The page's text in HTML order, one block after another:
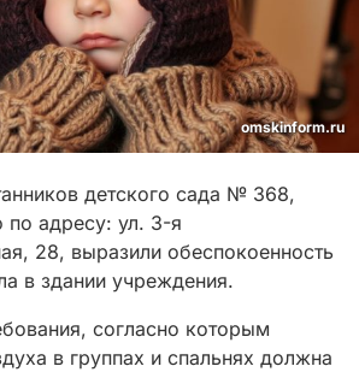
omskinform.ru
детского сада № 368,
по адресу: ул. 3-я
28, выразили обеспокоенность
в здании учреждения.
согласно которым
в группах и спальнях должна